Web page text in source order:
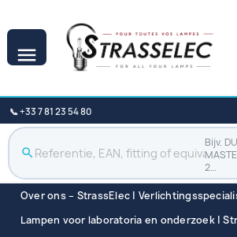

📞 +33 7 81 23 54 80
search
Bijv.
2…
Over ons – StrassElec |
Lampen voor laboratoria en onderzoek |